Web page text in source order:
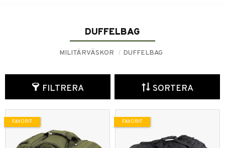
DUFFELBAG
MILITÄRVÄSKOR DUFFELBAG
FILTRERA SORTERA
FAVORIT FAVORIT